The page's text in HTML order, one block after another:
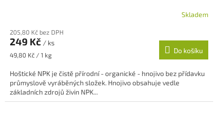
Skladem
205,80 Kč bez DPH
249 Kč / ks
Měrná
49,80 Kč / 1 kg
Do košíku
Hoštické NPK je čistě přírodní - organické - hnojivo bez přídavku
průmyslově vyráběných složek. Hnojivo obsahuje vedle
základních zdrojů živin NPK...